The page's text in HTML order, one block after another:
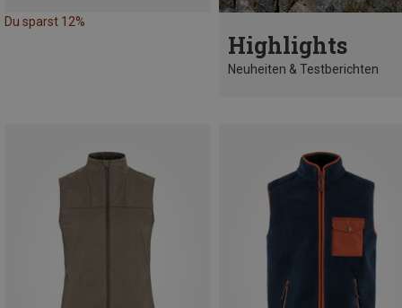
Du sparst 12%
Highlights
Neuheiten & Testberichten